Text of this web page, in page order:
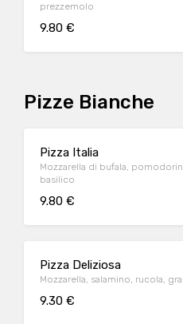
prezzemolo
9.80 €
Pizze Bianche
Pizza Italia
Mozzarella di bufala,
basilico
9.80 €
Pizza Deliziosa
Mozzarella, salamino, rucola,
9.30 €